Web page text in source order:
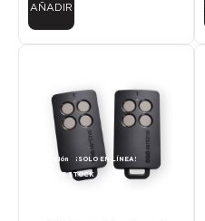
AÑADIR
¡SOLO EN LÍNEA!
Promoción
FUERA DE STOCK